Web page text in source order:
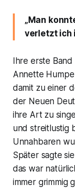
„Man
verletzt ich
Ihre erste
Annette
damit zu einer
der Neuen
ihre Art zu
und streitlustig
Unnahbaren
Später sagte
das war
immer grimmig